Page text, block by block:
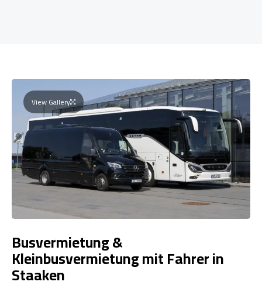
View Gallery
Busvermietung &
Kleinbusvermietung mit Fahrer in
Staaken